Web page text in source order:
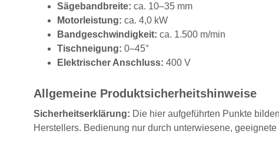
Sägebandbreite: ca. 10–35 mm
Motorleistung: ca. 4,0 kW
Bandgeschwindigkeit: ca. 1.500 m/min
Tischneigung: 0–45°
Elektrischer Anschluss: 400 V
Allgemeine Produktsicherheitshinweise
Sicherheitserklärung: Die hier aufgeführten Punkte
Herstellers. Bedienung nur durch unterwiesene, geeignete